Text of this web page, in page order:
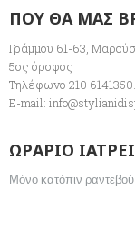
ΠΟΥ ΘΑ ΜΑΣ
Γράμμου 61-63,
5ος όροφος
Τηλέφωνο 210 6141350.
E-mail:
ΩΡΑΡΙΟ
Μόνο κατόπιν ραντεβού